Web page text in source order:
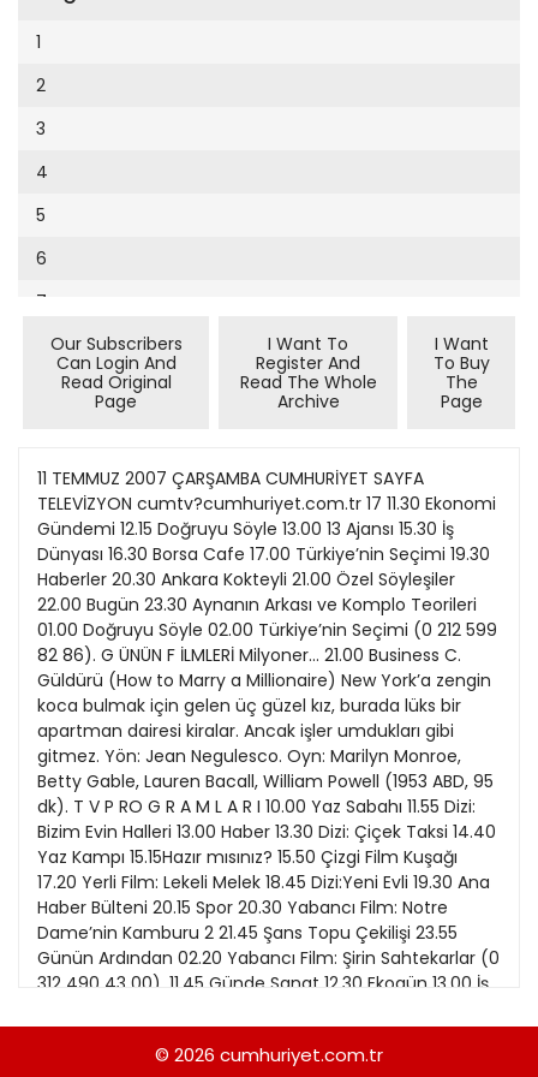
Cumhuriyet Sağlıklı Beslenme
Cumhuriyet Sokak
Cumhuriyet Spor
Cumhuriyet Strateji
Cumhuriyet Tarım
Cumhuriyet Yılbaşı
Çerçeve Eki
Dergi Eki
Ekonomi Eki
Evleniyoruz
Güney Dogu
Kitap Eki
Özel Ekler
Özel Okullar
Sevgililer Günü
Siyaset Eki
Sürdürülebilir yaşam
Turizm Eki
Yerel Yönetimler
1994
1991
1990
1989
1988
1987
1986
1985
1984
1983
1982
1981
1980
9
10
11
12
13
14
15
16
19
20
21
22
23
24
25
26
27
28
29
30
31
1
2
3
4
5
6
7
11
12
13
14
15
16
17
18
19
20
Our Subscribers
Can Login And
Read Original
Page
I Want To
Register And
Read The Whole
Archive
I Want
To Buy
The
Page
11 TEMMUZ 2007 ÇARŞAMBA CUMHURİYET SAYFA
TELEVİZYON cumtv?cumhuriyet.com.tr 17 11.30 Ekonomi
Gündemi 12.15 Doğruyu Söyle 13.00 13 Ajansı 15.30 İş
Dünyası 16.30 Borsa Cafe 17.00 Türkiye’nin Seçimi 19.30
Haberler 20.30 Ankara Kokteyli 21.00 Özel Söyleşiler
22.00 Bugün 23.30 Aynanın Arkası ve Komplo Teorileri
01.00 Doğruyu Söyle 02.00 Türkiye’nin Seçimi (0 212 599
82 86). G ÜNÜN F İLMLERİ Milyoner... 21.00 Business C.
Güldürü (How to Marry a Millionaire) New York’a zengin
koca bulmak için gelen üç güzel kız, burada lüks bir
apartman dairesi kiralar. Ancak işler umdukları gibi
gitmez. Yön: Jean Negulesco. Oyn: Marilyn Monroe,
Betty Gable, Lauren Bacall, William Powell (1953 ABD, 95
dk). T V P RO G R A M L A R I 10.00 Yaz Sabahı 11.55 Dizi:
Bizim Evin Halleri 13.00 Haber 13.30 Dizi: Çiçek Taksi 14.40
Yaz Kampı 15.15Hazır mısınız? 15.50 Çizgi Film Kuşağı
17.20 Yerli Film: Lekeli Melek 18.45 Dizi:Yeni Evli 19.30 Ana
Haber Bülteni 20.15 Spor 20.30 Yabancı Film: Notre
Dame’nin Kamburu 2 21.45 Şans Topu Çekilişi 23.55
Günün Ardından 02.20 Yabancı Film: Şirin Sahtekarlar (0
312 490 43 00). 11.45 Günde Sanat 12.30 Ekogün 13.00 İş
16.20 Ekogün 17.10 Günün Konusu 17.30 Dünyaya Bakış
18.30 Avrupa Vizyonu 19.30 Gezi Rehberi 20.00
© 2026 cumhuriyet.com.tr